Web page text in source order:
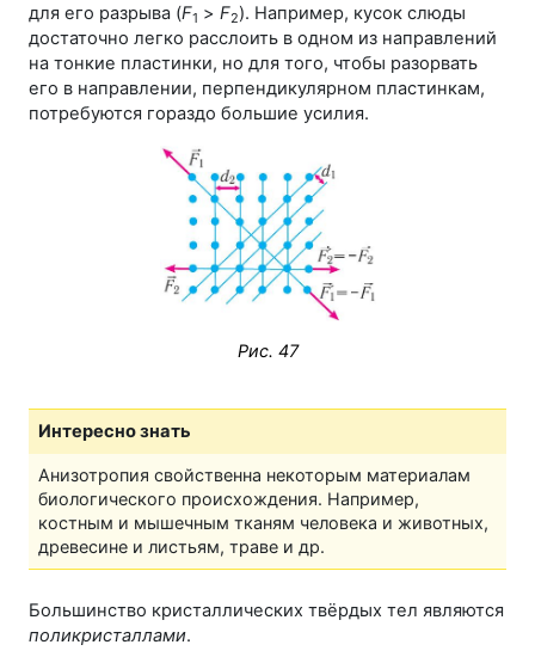
Рис. 47
для его разрыва (F1 > F2). Например, кусок слюды
достаточно легко расслоить в одном из направлений
на тонкие пластинки, но для того, чтобы разорвать
его в направлении, перпендикулярном пластинкам,
потребуются гораздо большие усилия.
Интересно знать
Анизотропия свойственна некоторым материалам
биологического происхождения. Например,
костным и мышечным тканям человека и животных,
древесине и листьям, траве и др.
Большинство кристаллических твёрдых тел являются
поликристаллами.